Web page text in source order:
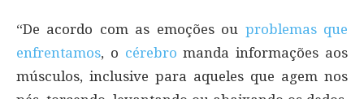
“De acordo com as emoções ou problemas que
enfrentamos, o cérebro manda informações aos
músculos, inclusive para aqueles que agem nos